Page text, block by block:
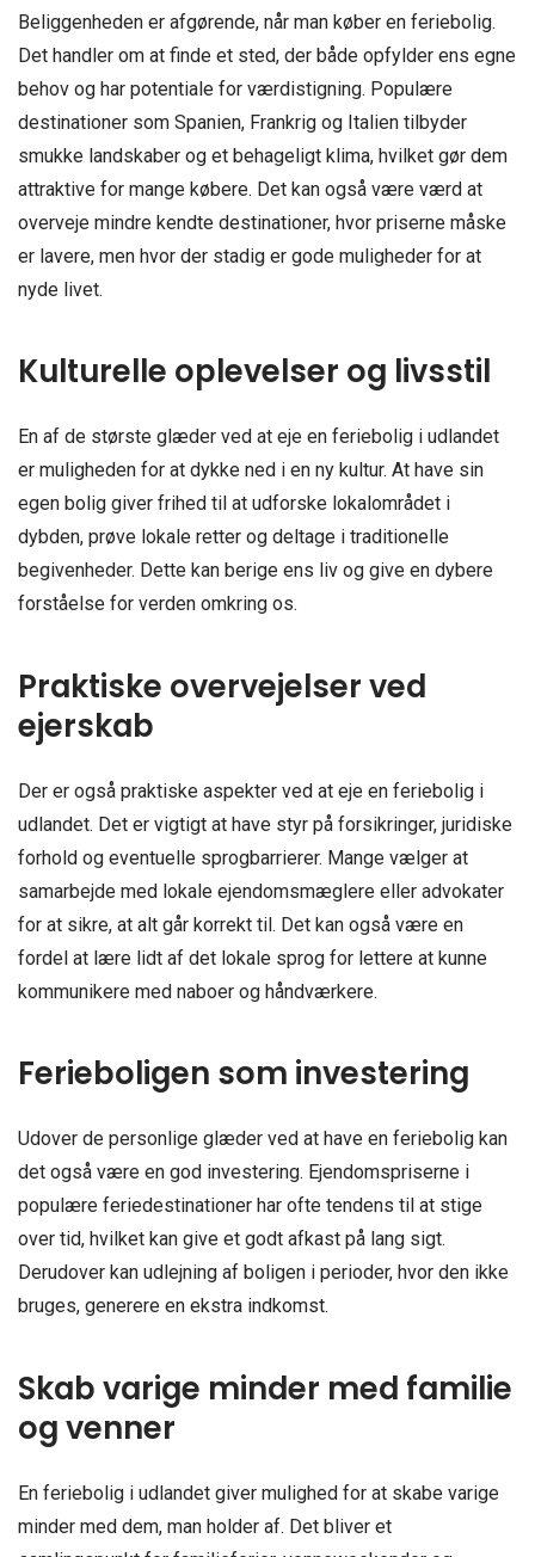
Beliggenheden er afgørende, når man køber en feriebolig.
Det handler om at finde et sted, der både opfylder ens egne
behov og har potentiale for værdistigning. Populære
destinationer som Spanien, Frankrig og Italien tilbyder
smukke landskaber og et behageligt klima, hvilket gør dem
attraktive for mange købere. Det kan også være værd at
overveje mindre kendte destinationer, hvor priserne måske
er lavere, men hvor der stadig er gode muligheder for at
nyde livet.
Kulturelle oplevelser og livsstil
En af de største glæder ved at eje en feriebolig i udlandet
er muligheden for at dykke ned i en ny kultur. At have sin
egen bolig giver frihed til at udforske lokalområdet i
dybden, prøve lokale retter og deltage i traditionelle
begivenheder. Dette kan berige ens liv og give en dybere
forståelse for verden omkring os.
Praktiske overvejelser ved
ejerskab
Der er også praktiske aspekter ved at eje en feriebolig i
udlandet. Det er vigtigt at have styr på forsikringer, juridiske
forhold og eventuelle sprogbarrierer. Mange vælger at
samarbejde med lokale ejendomsmæglere eller advokater
for at sikre, at alt går korrekt til. Det kan også være en
fordel at lære lidt af det lokale sprog for lettere at kunne
kommunikere med naboer og håndværkere.
Ferieboligen som investering
Udover de personlige glæder ved at have en feriebolig kan
det også være en god investering. Ejendomspriserne i
populære feriedestinationer har ofte tendens til at stige
over tid, hvilket kan give et godt afkast på lang sigt.
Derudover kan udlejning af boligen i perioder, hvor den ikke
bruges, generere en ekstra indkomst.
Skab varige minder med familie
og venner
En feriebolig i udlandet giver mulighed for at skabe varige
minder med dem, man holder af. Det bliver et